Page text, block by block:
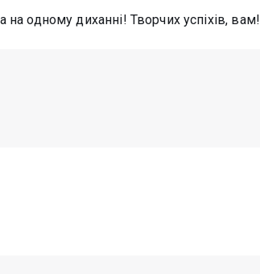
одному диханні! Творчих успіхів, вам!